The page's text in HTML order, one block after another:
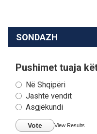
SONDAZH
Pushimet tuaja
Në Shqipëri
Jashtë vendit
Asgjëkundi
Vote View Results